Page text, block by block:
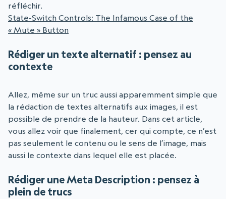
réfléchir.
State-Switch Controls: The Infamous Case of the
« Mute » Button
Rédiger un texte alternatif : pensez au
contexte
Allez, même sur un truc aussi apparemment simple que
la rédaction de textes alternatifs aux images, il est
possible de prendre de la hauteur. Dans cet article,
vous allez voir que finalement, cer qui compte, ce n’est
pas seulement le contenu ou le sens de l’image, mais
aussi le contexte dans lequel elle est placée.
Rédiger une Meta Description : pensez à
plein de trucs